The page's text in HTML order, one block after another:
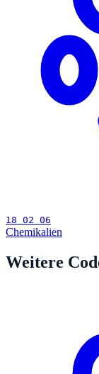
18 02 06
Chemikalien
Weitere